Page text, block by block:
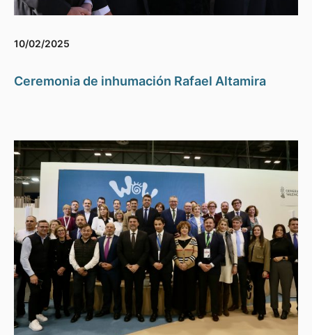
10/02/2025
Ceremonia de inhumación Rafael Altamira